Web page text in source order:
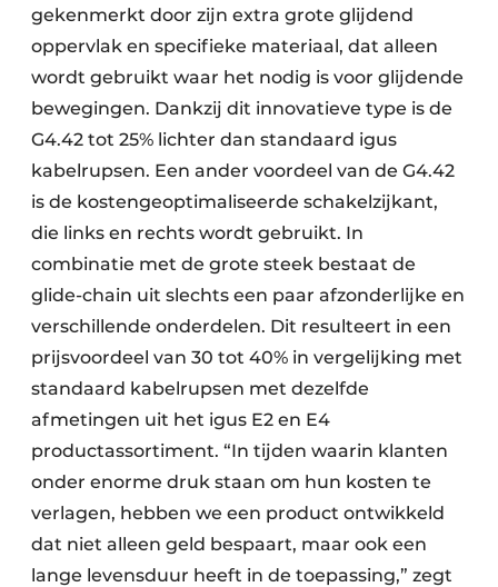
gekenmerkt door zijn extra grote glijdend
oppervlak en specifieke materiaal, dat alleen
wordt gebruikt waar het nodig is voor glijdende
bewegingen. Dankzij dit innovatieve type is de
G4.42 tot 25% lichter dan standaard igus
kabelrupsen. Een ander voordeel van de G4.42
is de kostengeoptimaliseerde schakelzijkant,
die links en rechts wordt gebruikt. In
combinatie met de grote steek bestaat de
glide-chain uit slechts een paar afzonderlijke en
verschillende onderdelen. Dit resulteert in een
prijsvoordeel van 30 tot 40% in vergelijking met
standaard kabelrupsen met dezelfde
afmetingen uit het igus E2 en E4
productassortiment. “In tijden waarin klanten
onder enorme druk staan om hun kosten te
verlagen, hebben we een product ontwikkeld
dat niet alleen geld bespaart, maar ook een
lange levensduur heeft in de toepassing,” zegt